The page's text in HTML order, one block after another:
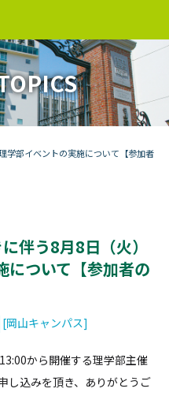
学部イベントの実施について【参加者
伴う8月8日（火）
について【参加者の
[岡山キャンパス]
:00から開催する理学部主催
し込みを頂き、ありがとうご